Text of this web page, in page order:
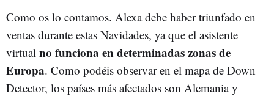
Como os lo contamos. Alexa debe haber triunfado en
ventas durante estas Navidades, ya que el asistente
virtual no funciona en determinadas zonas de
Europa. Como podéis observar en el mapa de Down
Detector, los países más afectados son Alemania y